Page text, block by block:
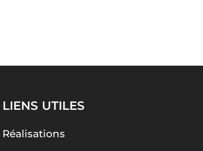
LIENS UTILES
Réalisations